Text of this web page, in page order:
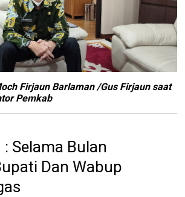
Firjaun Barlaman /Gus Firjaun saat
Pemkab
Selama Bulan
Dan Wabup